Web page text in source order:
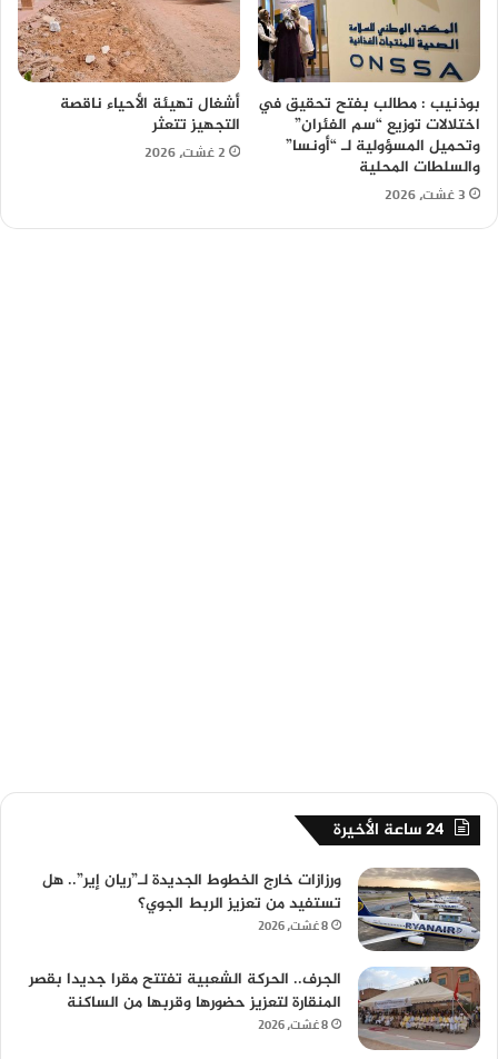
بوذنيب : مطالب بفتح تحقيق في
اختلالات توزيع “سم الفئران”
وتحميل المسؤولية لـ “أونسا”
والسلطات المحلية
3 غشت، 2026
أشغال تهيئة الأحياء ناقصة
التجهيز تتعثر
2 غشت، 2026
24 ساعة الأخيرة
ورزازات خارج الخطوط الجديدة لـ”ريان إير”.. هل
تستفيد من تعزيز الربط الجوي؟
8 غشت، 2026
الجرف.. الحركة الشعبية تفتتح مقرا جديدا بقصر
المنقارة لتعزيز حضورها وقربها من الساكنة
8 غشت، 2026